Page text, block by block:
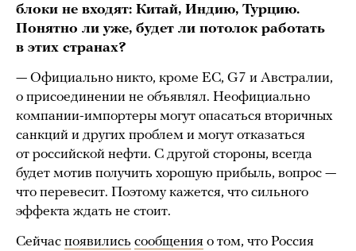
блоки не входят: Китай, Индию, Турцию.
Понятно ли уже, будет ли потолок работать
в этих странах?
— Официально никто, кроме ЕС, G7 и Австралии,
о присоединении не объявлял. Неофициально
компании-импортеры могут опасаться вторичных
санкций и других проблем и могут отказаться
от российской нефти. С другой стороны, всегда
будет мотив получить хорошую прибыль, вопрос —
что перевесит. Поэтому кажется, что сильного
эффекта ждать не стоит.
Сейчас появились сообщения о том, что Россия